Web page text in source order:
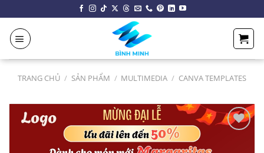
đến
nội
dung
TRANG CHỦ / SẢN PHẨM / MULTIMEDIA / CANVA TEMPLATES